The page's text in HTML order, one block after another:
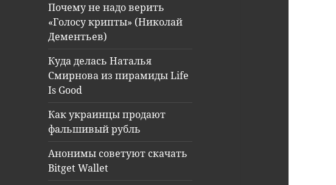
Почему не надо верить
«Голосу крипты» (Николай
Дементьев)
Куда делась Наталья
Смирнова из пирамиды Life
Is Good
Как украинцы продают
фальшивый рубль
Анонимы советуют скачать
Bitget Wallet